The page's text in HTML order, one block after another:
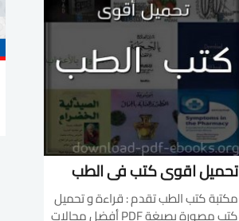
الهستولوجي لدكتورة جيهان...
تحميل اقوى كتب فى الطب
مكتبة كتب الطب تقدم : قراءة و تحميل
كتب مصورة بصيغة PDF أفضل مجالات